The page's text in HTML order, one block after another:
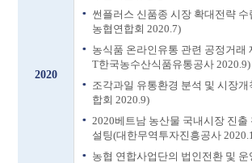
2020
썬플러스 신품종 시장 확대전략
농협연합회 2020.7)
농식품 온라인유통 관련 공정거래
T한국농수산식품유통공사 2020.9)
조각과일 유통환경 분석 및 시장
합회 2020.9)
2020베트남 농산물 국내시장 진출
설팅(대한무역투자진흥공사
농협 연합사업단의 법인전환 및